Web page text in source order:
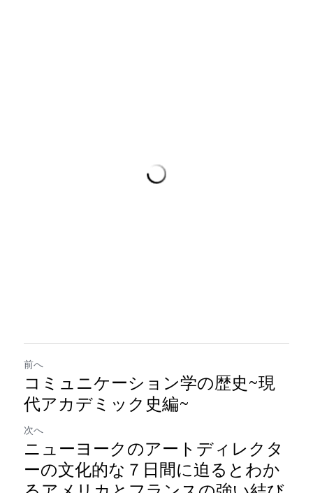
前へ
コミュニケーション学の歴史~現
代アカデミック史編~
次へ
ニューヨークのアートディレクタ
ーの文化的な７日間に迫るとわか